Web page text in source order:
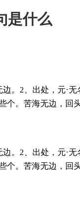
是什么
。2、出处，元·
个。苦海无边，回
。2、出处，元·
个。苦海无边，回